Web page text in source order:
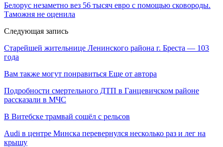
Белорус незаметно вез 56 тысяч евро с помощью сковороды.
Таможня не оценила
Следующая запись
Старейшей жительнице Ленинского района г. Бреста — 103
года
Вам также могут понравиться Еще от автора
Подробности смертельного ДТП в Ганцевичском районе
рассказали в МЧС
В Витебске трамвай сошёл с рельсов
Audi в центре Минска перевернулся несколько раз и лег на
крышу